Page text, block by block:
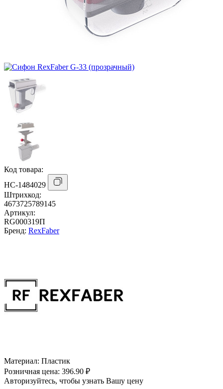
Код товара:
НС-1484029
Штрихкод:
4673725789145
Артикул:
RG000319П
Бренд: RexFaber
Материал: Пластик
Розничная цена: 396.90 ₽
Авторизуйтесь, чтобы узнать Вашу цену